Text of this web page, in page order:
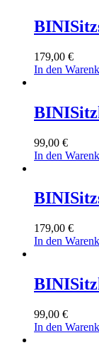
BINI
179,00 €
In den
BINI
99,00 €
In den
BINI
179,00 €
In den
BINI
99,00 €
In den